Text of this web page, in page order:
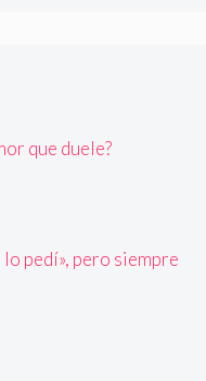
que duele?
pedí», pero siempre